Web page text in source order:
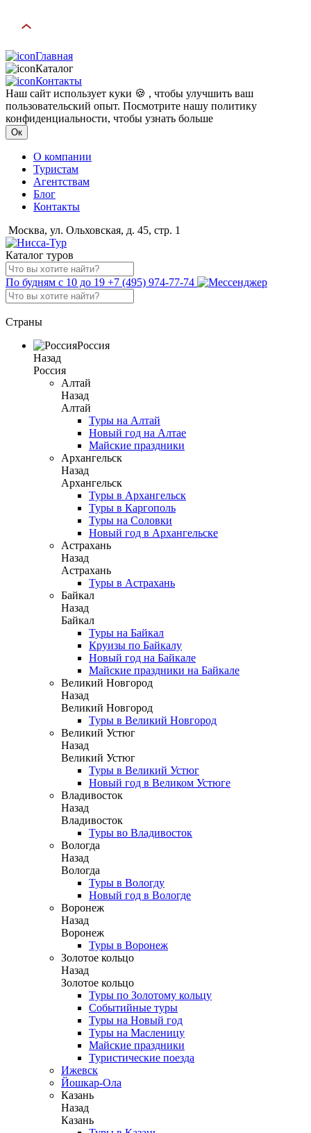
Главная
Каталог
Контакты
Наш сайт использует куки 🍪 , чтобы улучшить ваш
пользовательский опыт. Посмотрите нашу политику
конфиденциальности, чтобы узнать больше
Ок
О компании
Туристам
Агентствам
Блог
Контакты
Москва, ул. Ольховская, д. 45, стр. 1
Каталог туров
По будням с 10 до 19 +7 (495) 974-77-74
Страны
Россия
Назад
Россия
Алтай
Назад
Алтай
Туры на Алтай
Новый год на Алтае
Майские праздники
Архангельск
Назад
Архангельск
Туры в Архангельск
Туры в Каргополь
Туры на Соловки
Новый год в Архангельске
Астрахань
Назад
Астрахань
Туры в Астрахань
Байкал
Назад
Байкал
Туры на Байкал
Круизы по Байкалу
Новый год на Байкале
Майские праздники на Байкале
Великий Новгород
Назад
Великий Новгород
Туры в Великий Новгород
Великий Устюг
Назад
Великий Устюг
Туры в Великий Устюг
Новый год в Великом Устюге
Владивосток
Назад
Владивосток
Туры во Владивосток
Вологда
Назад
Вологда
Туры в Вологду
Новый год в Вологде
Воронеж
Назад
Воронеж
Туры в Воронеж
Золотое кольцо
Назад
Золотое кольцо
Туры по Золотому кольцу
Событийные туры
Туры на Новый год
Туры на Масленицу
Майские праздники
Туристические поезда
Ижевск
Йошкар-Ола
Казань
Назад
Казань